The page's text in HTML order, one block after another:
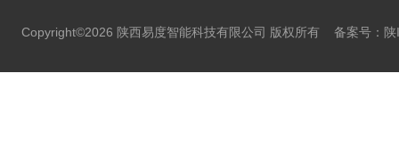
Copyright©2026 陕西易度智能科技有限公司 版权所有 备案号：